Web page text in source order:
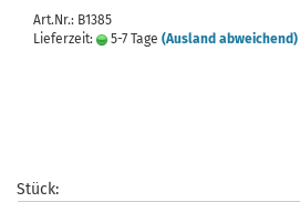
Art.Nr.: B1385
Lieferzeit:
5-7 Tage (Ausland abweichend)
Stück: